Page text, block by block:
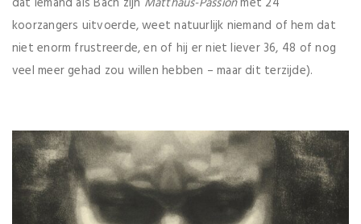
koorzangers uitvoerde, weet natuurlijk niemand of hem dat
niet enorm frustreerde, en of hij er niet liever 36, 48 of nog
veel meer gehad zou willen hebben – maar dit terzijde).